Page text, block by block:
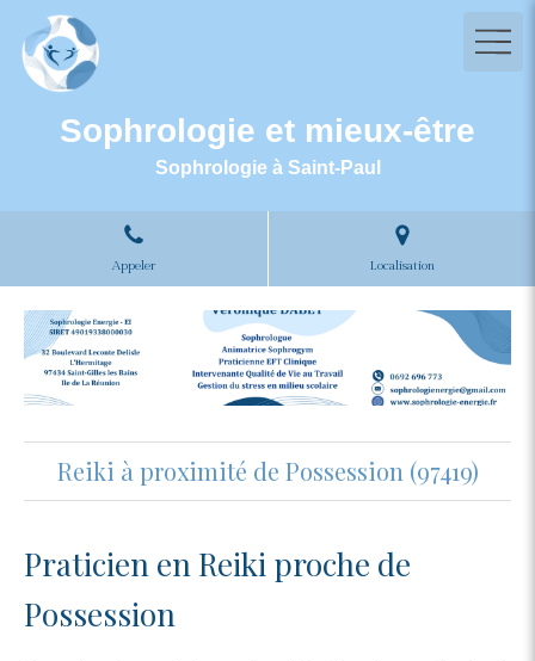
Sophrologie et mieux-être
Sophrologie à Saint-Paul
Appeler Localisation
Reiki à proximité de Possession (97419)
Praticien en Reiki proche de
Possession